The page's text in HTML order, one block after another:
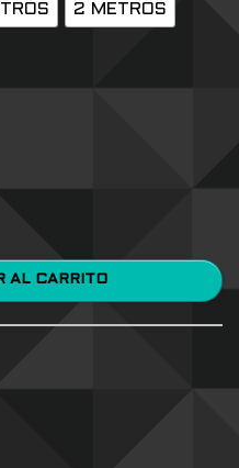
2 METROS
AÑADIR AL CARRITO